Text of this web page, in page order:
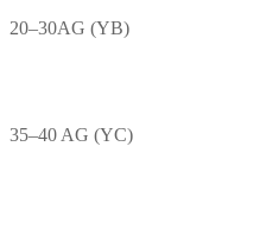
20–30AG (YB)
35–40 AG (YC)